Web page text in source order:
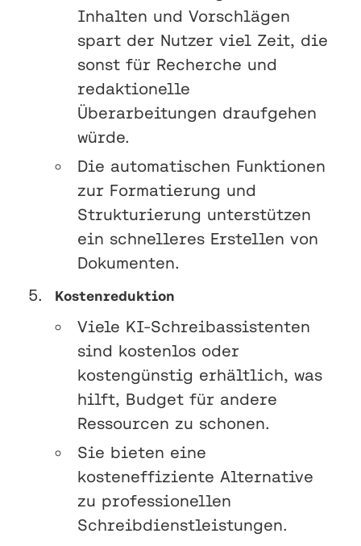
Inhalten und Vorschlägen
spart der Nutzer viel Zeit, die
sonst für Recherche und
redaktionelle
Überarbeitungen draufgehen
würde.
Die automatischen Funktionen
zur Formatierung und
Strukturierung unterstützen
ein schnelleres Erstellen von
Dokumenten.
Kostenreduktion
Viele KI-Schreibassistenten
sind kostenlos oder
kostengünstig erhältlich, was
hilft, Budget für andere
Ressourcen zu schonen.
Sie bieten eine
kosteneffiziente Alternative
zu professionellen
Schreibdienstleistungen.